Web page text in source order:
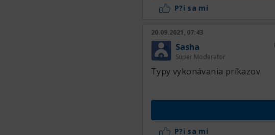
P?i sa mi
20.09.2021, 07:43
Sasha
Super Moderator
Typy vykonávania príkazov
P?i sa mi